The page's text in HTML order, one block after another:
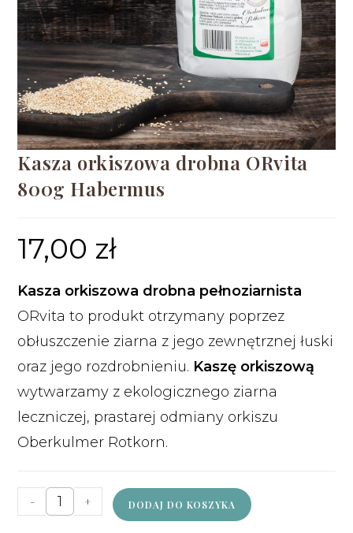
Kasza orkiszowa drobna ORvita
800g Habermus
17,00 zł
Kasza orkiszowa drobna pełnoziarnista
ORvita to produkt otrzymany poprzez
obłuszczenie ziarna z jego zewnętrznej łuski
oraz jego rozdrobnieniu. Kaszę orkiszową
wytwarzamy z ekologicznego ziarna
leczniczej, prastarej odmiany orkiszu
Oberkulmer Rotkorn.
- + DODAJ DO KOSZYKA